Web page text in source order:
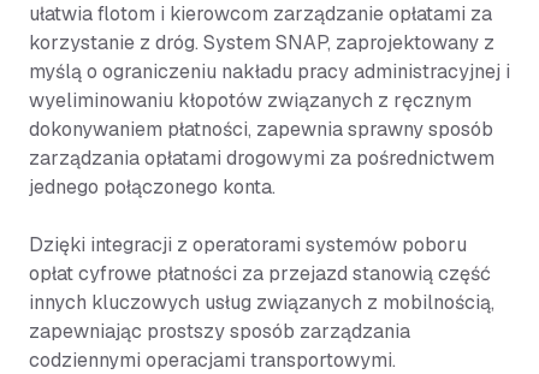
ułatwia flotom i kierowcom zarządzanie opłatami za
korzystanie z dróg. System SNAP, zaprojektowany z
myślą o ograniczeniu nakładu pracy administracyjnej i
wyeliminowaniu kłopotów związanych z ręcznym
dokonywaniem płatności, zapewnia sprawny sposób
zarządzania opłatami drogowymi za pośrednictwem
jednego połączonego konta.
Dzięki integracji z operatorami systemów poboru
opłat cyfrowe płatności za przejazd stanowią część
innych kluczowych usług związanych z mobilnością,
zapewniając prostszy sposób zarządzania
codziennymi operacjami transportowymi.